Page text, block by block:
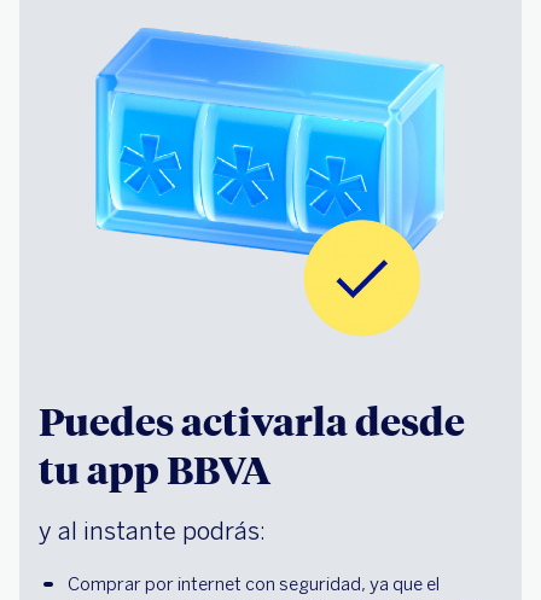
Puedes activarla desde
tu app BBVA
y al instante podrás:
Comprar por internet con seguridad, ya que el